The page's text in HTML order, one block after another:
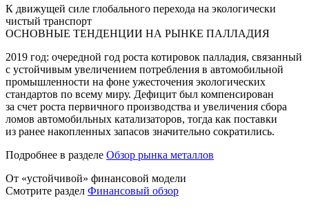
К движущей силе глобального перехода на экологически
чистый транспорт
ОСНОВНЫЕ ТЕНДЕНЦИИ НА РЫНКЕ ПАЛЛАДИЯ
2019 год: очередной год роста котировок палладия, связанный
с устойчивым увеличением потребления в автомобильной
промышленности на фоне ужесточения экологических
стандартов по всему миру. Дефицит был компенсирован
за счет роста первичного производства и увеличения сбора
ломов автомобильных катализаторов, тогда как поставки
из ранее накопленных запасов значительно сократились.
Подробнее в разделе Обзор рынка металлов
От «устойчивой» финансовой модели
Смотрите раздел Финансовый обзор